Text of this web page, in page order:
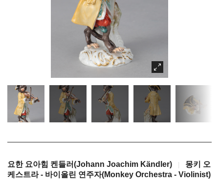
요한 요아힘 켄들러(Johann Joachim Kändler)
몽키 오
케스트라 - 바이올린 연주자(Monkey Orchestra - Violinist)